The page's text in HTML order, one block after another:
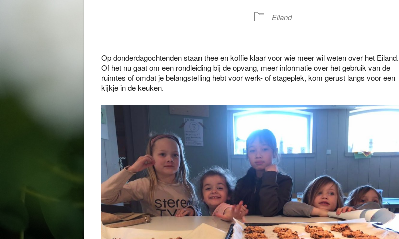
Eiland
Op donderdagochtenden staan thee en koffie klaar voor wie meer wil weten over het Eiland.
Of het nu gaat om een rondleiding bij de opvang, meer informatie over het gebruik van de
ruimtes of omdat je belangstelling hebt voor werk- of stageplek, kom gerust langs voor een
kijkje in de keuken.